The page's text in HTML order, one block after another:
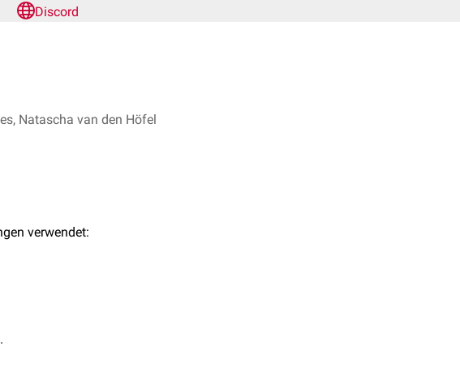
Discord
Natascha van den Höfel
verwendet: